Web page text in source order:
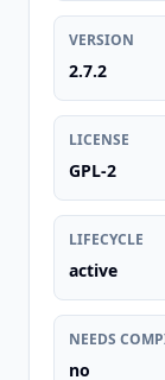
VERSION
2.7.2
LICENSE
GPL-2
LIFECYCLE
active
NEEDS
no